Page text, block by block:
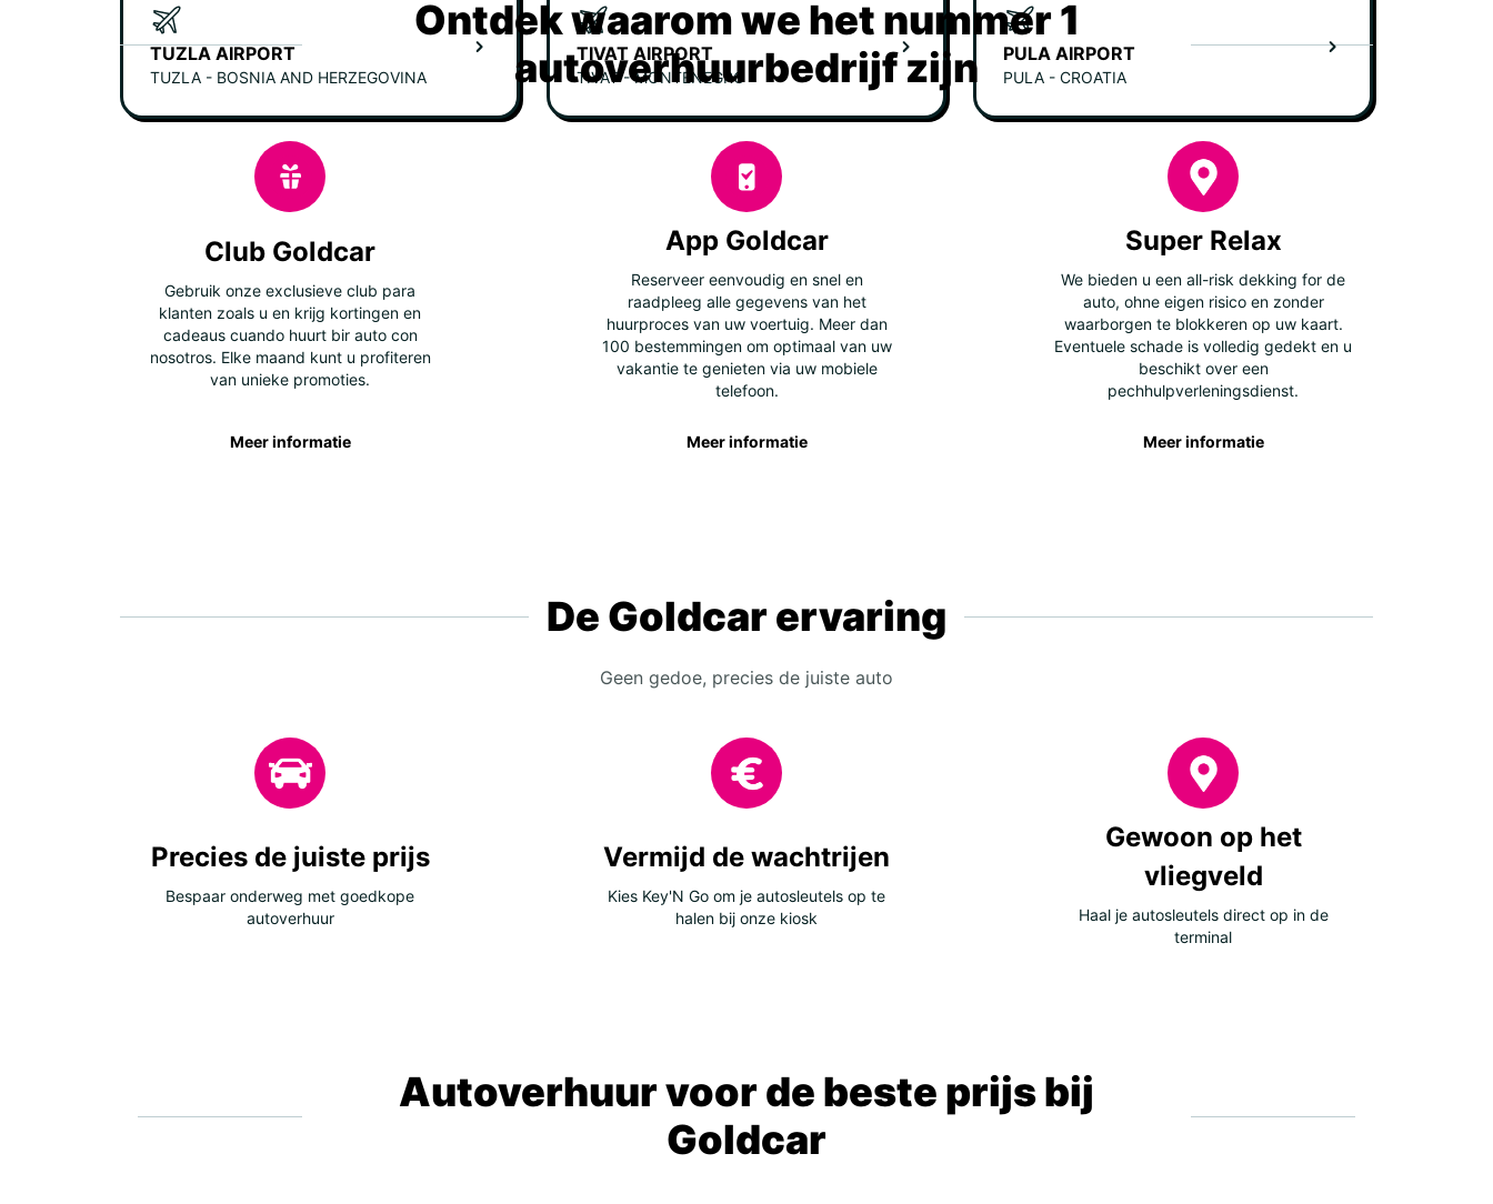
TUZLA AIRPORT
TUZLA - BOSNIA AND HERZEGOVINA
TIVAT AIRPORT
TIVAT - MONTENEGRO
PULA AIRPORT
PULA - CROATIA
Ontdek waarom we het nummer 1
autoverhuurbedrijf zijn
Club Goldcar
Gebruik onze exclusieve club para
klanten zoals u en krijg kortingen en
cadeaus cuando huurt bir auto con
nosotros. Elke maand kunt u profiteren
van unieke promoties.
Meer informatie
App Goldcar
Reserveer eenvoudig en snel en
raadpleeg alle gegevens van het
huurproces van uw voertuig. Meer dan
100 bestemmingen om optimaal van uw
vakantie te genieten via uw mobiele
telefoon.
Meer informatie
Super Relax
We bieden u een all-risk dekking for de
auto, ohne eigen risico en zonder
waarborgen te blokkeren op uw kaart.
Eventuele schade is volledig gedekt en u
beschikt over een
pechhulpverleningsdienst.
Meer informatie
De Goldcar ervaring
Geen gedoe, precies de juiste auto
Precies de juiste prijs
Bespaar onderweg met goedkope
autoverhuur
Vermijd de wachtrijen
Kies Key'N Go om je autosleutels op te
halen bij onze kiosk
Gewoon op het
vliegveld
Haal je autosleutels direct op in de
terminal
Autoverhuur voor de beste prijs bij
Goldcar